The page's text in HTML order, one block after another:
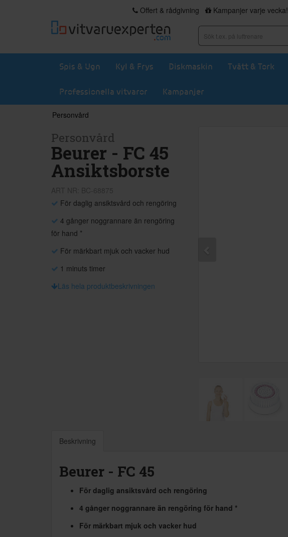
Offert & rådgivning Kampanjer varje vecka!
Spis & Ugn Kyl & Frys Diskmaskin Tvätt & Tork
Professionella vitvaror Kampanjer
Personvård
Personvård
Beurer - FC 45
Ansiktsborste
För daglig ansiktsvård och rengöring
4 gånger noggrannare än rengöring
för hand *
För märkbart mjuk och vacker hud
1 minuts timer
Läs hela produktbeskrivningen
Beskrivning
Beurer - FC 45
För daglig ansiktsvård och rengöring
4 gånger noggrannare än rengöring för hand *
För märkbart mjuk och vacker hud